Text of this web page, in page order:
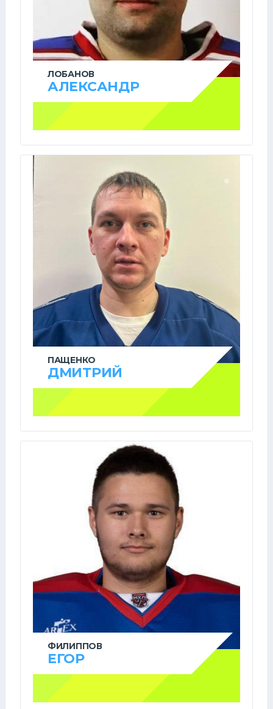
ЛОБАНОВ
АЛЕКСАНДР
ПАЩЕНКО
ДМИТРИЙ
ФИЛИППОВ
ЕГОР